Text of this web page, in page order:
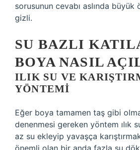
sorusunun cevabı aslında büyük
gizli.
SU BAZLI
BOYA NASIL
ILIK SU VE
YÖNTEMI
Eğer boya tamamen taş gibi
denenmesi gereken yöntem ılık
az su ekleyip yavaşça
önemli olan bir anda fazla su